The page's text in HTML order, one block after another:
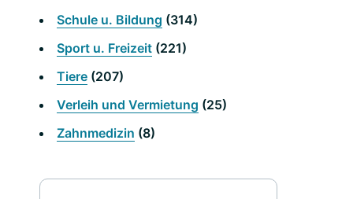
Schule u. Bildung (314)
Sport u. Freizeit (221)
Tiere (207)
Verleih und Vermietung (25)
Zahnmedizin (8)